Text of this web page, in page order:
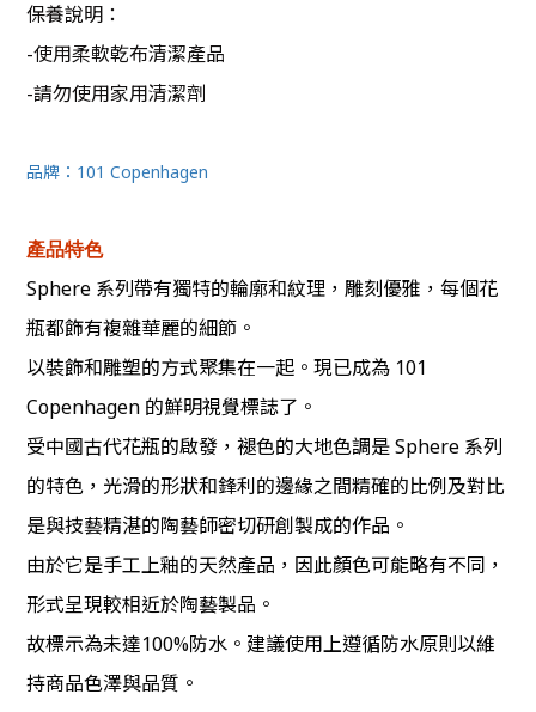
保養說明：
-使用柔軟乾布清潔產品
-請勿使用家用清潔劑
品牌：101 Copenhagen
產品特色
Sphere 系列帶有獨特的輪廓和紋理，雕刻優雅，每個花
瓶都飾有複雜華麗的細節。
以裝飾和雕塑的方式聚集在一起。現已成為 101
Copenhagen 的鮮明視覺標誌了。
受中國古代花瓶的啟發，褪色的大地色調是 Sphere 系列
的特色，光滑的形狀和鋒利的邊緣之間精確的比例及對比
是與技藝精湛的陶藝師密切研創製成的作品。
由於它是手工上釉的天然產品，因此顏色可能略有不同，
形式呈現較相近於陶藝製品。
故標示為未達100%防水。建議使用上遵循防水原則以維
持商品色澤與品質。